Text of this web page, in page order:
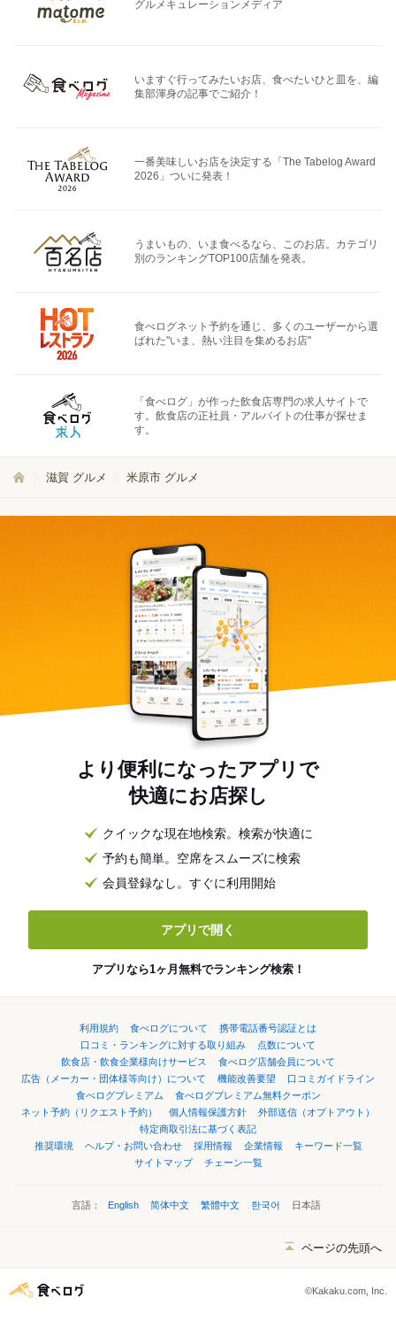
グルメキュレーションメディア
いますぐ行ってみたいお店、食べたいひと皿を、編
集部渾身の記事でご紹介！
一番美味しいお店を決定する「The Tabelog Award
2026」ついに発表！
うまいもの、いま食べるなら、このお店。カテゴリ
別のランキングTOP100店舗を発表。
食べログネット予約を通じ、多くのユーザーから選
ばれた"いま、熱い注目を集めるお店"
「食べログ」が作った飲食店専門の求人サイトで
す。飲食店の正社員・アルバイトの仕事が探せま
す。
滋賀 グルメ 米原市 グルメ
より便利になったアプリで
快適にお店探し
クイックな現在地検索。検索が快適に
予約も簡単。空席をスムーズに検索
会員登録なし。すぐに利用開始
アプリで開く
アプリなら1ヶ月無料でランキング検索！
利用規約 食べログについて
携帯電話番号認証とは
口コミ・ランキングに対する取り組み
点数について
飲食店・飲食企業様向けサービス
食べログ店舗会員について
広告（メーカー・団体様等向け）について
機能改善要望
口コミガイドライン
食べログプレミアム
食べログプレミアム無料クーポン
ネット予約（リクエスト予約）
個人情報保護方針
外部送信（オプトアウト）
特定商取引法に基づく表記
推奨環境
ヘルプ・お問い合わせ 採用情報 企業情報
キーワード一覧
サイトマップ
チェーン一覧
言語： English 简体中文 繁體中文 한국어 日本語
ページの先頭へ
©Kakaku.com, Inc.